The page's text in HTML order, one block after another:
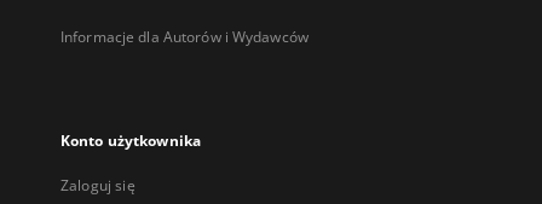
Informacje dla Autorów i Wydawców
Konto użytkownika
Zaloguj się